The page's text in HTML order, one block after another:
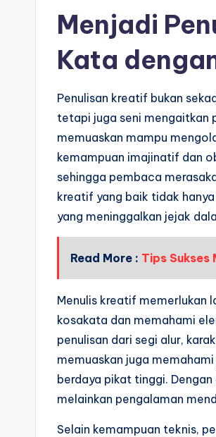
Menjadi
Kata
Penulisan kreatif bukan
tetapi juga seni mengaitkan
memuaskan mampu
kemampuan imajinatif dan
sehingga pembaca
kreatif yang baik tidak
yang meninggalkan jejak
Read More : Tips Sukses
Menulis kreatif memerlukan
kosakata dan memahami
penulisan dari segi alur,
memuaskan juga
berdaya pikat tinggi.
melainkan pengalaman
Selain kemampuan teknis,